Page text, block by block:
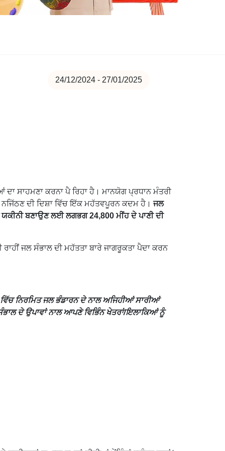
24/12/2024 - 27/01/2025
ਸਾਹਮਣਾ ਕਰਨਾ ਪੈ ਰਿਹਾ ਹੈ। ਮਾਨਯੋਗ ਪ੍ਰਧਾਨ ਮੰਤਰੀ
ਦੀ ਦਿਸ਼ਾ ਵਿੱਚ ਇੱਕ ਮਹੱਤਵਪੂਰਨ ਕਦਮ ਹੈ।ਜਲ
ਬਣਾਉਣ ਲਈ ਲਗਭਗ 24,800 ਮੀਂਹ ਦੇ ਪਾਣੀ ਦੀ
ਜਲ ਸੰਭਾਲ ਦੀ ਮਹੱਤਤਾ ਬਾਰੇ ਜਾਗਰੂਕਤਾ ਪੈਦਾ ਕਰਨ
ਨਿਰਮਿਤ ਜਲ ਭੰਡਾਰਨ ਦੇ ਨਾਲ ਅਜਿਹੀਆਂ ਸਾਰੀਆਂ
ਦੇ ਉਪਾਵਾਂ ਨਾਲ ਆਪਣੇ ਵਿਭਿੰਨ ਖੇਤਰਾਂ/ਇਲਾਕਿਆਂ ਨੂੰ